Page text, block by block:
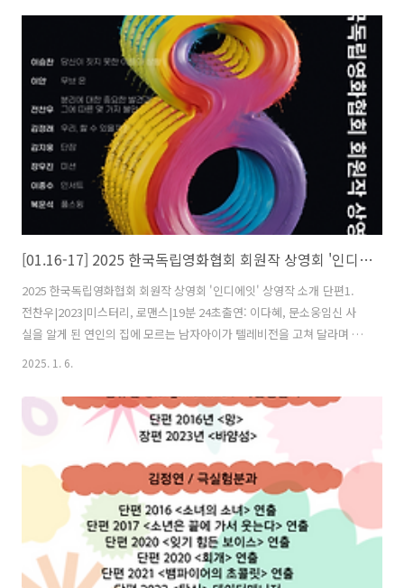
[01.16-17] 2025 한국독립영화협회 회원작 상영회 '인디에잇' 개최
2025 한국독립영화협회 회원작 상영회 '인디에잇' 상영작 소개 단편1.
전찬우|2023|미스터리, 로맨스|19분 24초출연: 이다혜, 문소웅임신 사
실을 알게 된 연인의 집에 모르는 남자아이가 텔레비전을 고쳐 달라며 찾
아온다. 순순히 텔레비전을 고치는 남자와 그 모습이 이해가 가지 않는
이 엄마는 연인의 집에서 아이와 재회한다. 아이가 떠난 연인의 집. 두 사
람은 아이가 남긴 텔레비전 사이에서 서로에 대해 이야기하고 다시 재회
한 아이와 아이 엄마는 연인의 집에 두고 온 텔레비전에 대해 이야기한
다. 단편2. 김정래|2024|다큐멘터리|28분출연: 용민, 찬솔용민이는 다문
화 가정에서 태어났다. 다문화 가정 어린이들은 한국 사회에서 차별..
2025. 1. 6.